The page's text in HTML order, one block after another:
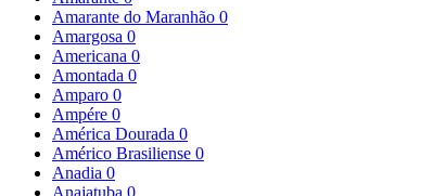
Amarante do Maranhão 0
Amargosa 0
Americana 0
Amontada 0
Amparo 0
Ampére 0
América Dourada 0
Américo Brasiliense 0
Anadia 0
Anajatuba 0